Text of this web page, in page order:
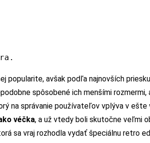
popularite, avšak podľa najnovších
spôsobené ich menšími rozmermi,
na správanie používateľov vplýva v ešte
véčka, a už vtedy boli skutočne veľmi
sa vraj rozhodla vydať špeciálnu retro